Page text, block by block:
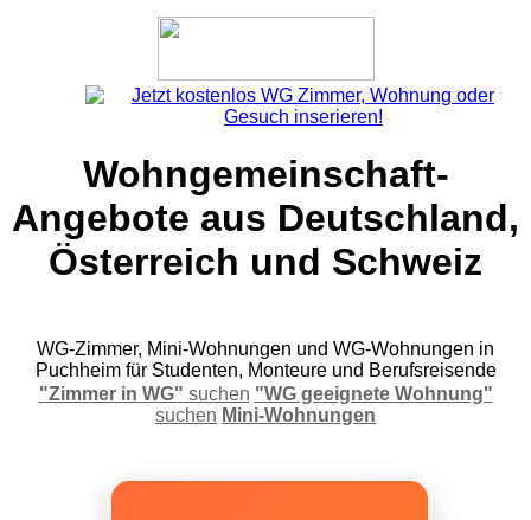
Wohngemeinschaft-
Angebote aus Deutschland,
Österreich und Schweiz
WG-Zimmer, Mini-Wohnungen und WG-Wohnungen in
Puchheim für Studenten, Monteure und Berufsreisende
"Zimmer in WG" suchen "WG geeignete Wohnung"
suchen Mini-Wohnungen